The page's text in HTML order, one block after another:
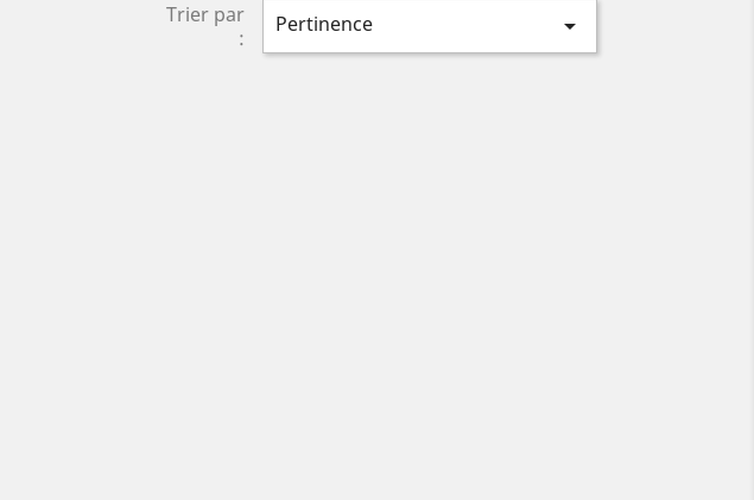
Trier par
:
Pertinence 